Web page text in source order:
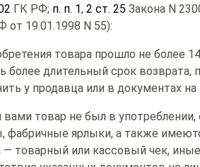
ГК РФ; п. п. 1,2 ст. 25 Закона N
от 19.01.1998 N 55):
товара прошло не более
более длительный срок
у продавца или в документах на
товар не был в
фабричные ярлыки, а также
— товарный или кассовый чек,